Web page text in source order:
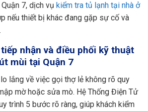
7, dịch vụ kiểm tra tủ lạnh tại nhà ở
nếu thiết bị khác đang gặp sự cố và
nhận và điều phối kỹ thuật
mùi tại Quận 7
lắng về việc gọi thợ lẻ không rõ quy
mờ hoặc sửa mò. Hệ Thống Điện Tử
trình 5 bước rõ ràng, giúp khách kiểm